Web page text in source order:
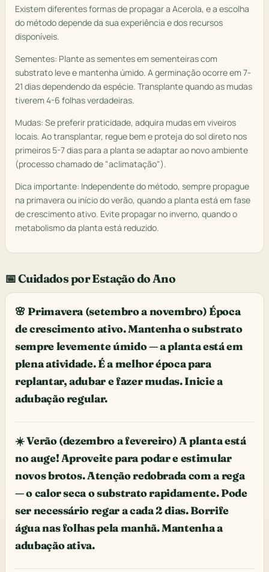
Existem diferentes formas de propagar a Acerola, e a escolha
do método depende da sua experiência e dos recursos
disponíveis.
Sementes: Plante as sementes em sementeiras com
substrato leve e mantenha úmido. A germinação ocorre em 7-
21 dias dependendo da espécie. Transplante quando as mudas
tiverem 4-6 folhas verdadeiras.
Mudas: Se preferir praticidade, adquira mudas em viveiros
locais. Ao transplantar, regue bem e proteja do sol direto nos
primeiros 5-7 dias para a planta se adaptar ao novo ambiente
(processo chamado de "aclimatação").
Dica importante: Independente do método, sempre propague
na primavera ou início do verão, quando a planta está em fase
de crescimento ativo. Evite propagar no inverno, quando o
metabolismo da planta está reduzido.
📅 Cuidados por Estação do Ano
🌸 Primavera (setembro a novembro) Época
de crescimento ativo. Mantenha o substrato
sempre levemente úmido — a planta está em
plena atividade. É a melhor época para
replantar, adubar e fazer mudas. Inicie a
adubação regular.
☀️ Verão (dezembro a fevereiro) A planta está
no auge! Aproveite para podar e estimular
novos brotos. Atenção redobrada com a rega
— o calor seca o substrato rapidamente. Pode
ser necessário regar a cada 2 dias. Borrife
água nas folhas pela manhã. Mantenha a
adubação ativa.